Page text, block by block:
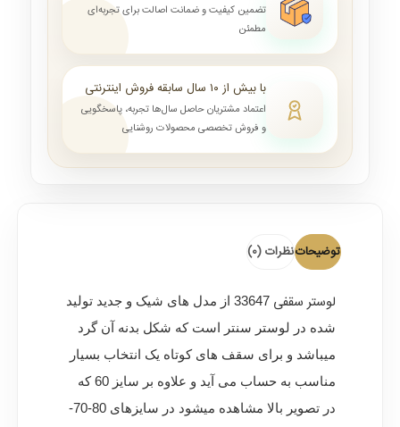
تضمین کیفیت و ضمانت اصالت برای تجربه‌ای
مطمئن
با بیش از ۱۰ سال سابقه فروش اینترنتی
اعتماد مشتریان حاصل سال‌ها تجربه، پاسخگویی
و فروش تخصصی محصولات روشنایی
توضیحاتنظرات (0)
لوستر سقفی
33647 از مدل های شیک و جدید تولید
شده در لوستر سنتر است که شکل بدنه آن گرد
میباشد و برای سقف های کوتاه یک انتخاب بسیار
مناسب به حساب می آید و علاوه بر سایز 60 که
در تصویر بالا مشاهده میشود در سایزهای 80-70-